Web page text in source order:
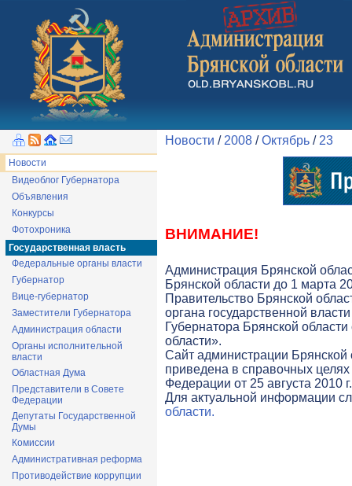
Новости
Видеоблог Губернатора
Объявления
Конкурсы
Фотохроника
Государственная власть
Федеральные органы власти
Губернатор
Вице-губернатор
Заместители Губернатора
Администрация области
Органы исполнительной
власти
Областная Дума
Представители в Совете
Федерации
Депутаты Государственной
Думы
Комиссии
Административная реформа
Противодействие коррупции
Новости / 2008 /Октябрь / 23
ВНИМАНИЕ!
Администрация Брянской
Брянской области до 1 марта
Правительство Брянской
органа государственной
Губернатора Брянской
области».
Cайт администрации
приведена в справочных целях
Федерации от 25 августа 2010
Для актуальной информации
области.